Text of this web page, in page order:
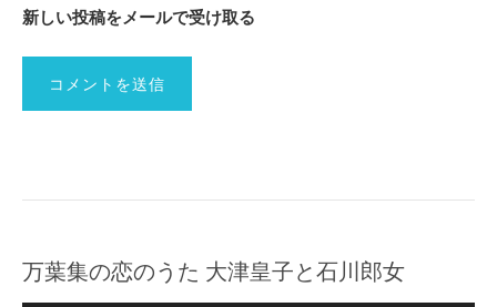
新しい投稿をメールで受け取る
万葉集の恋のうた 大津皇子と石川郎女